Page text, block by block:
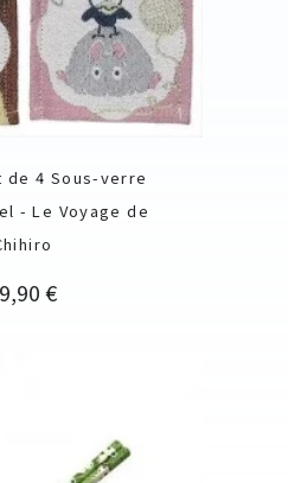
4 Sous-verre
- Le Voyage de
€